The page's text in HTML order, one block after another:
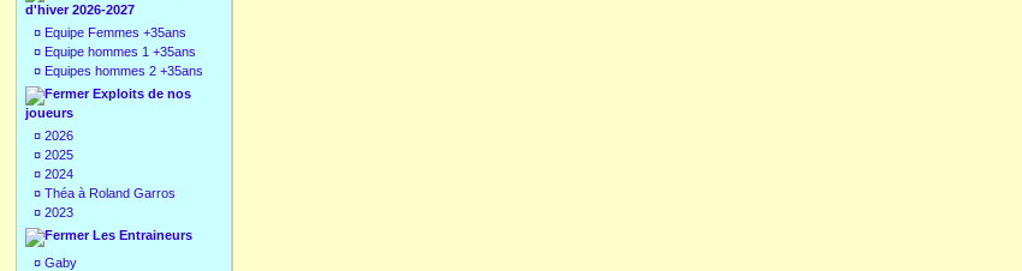
d'hiver 2026-2027
¤ Equipe Femmes +35ans
¤ Equipe hommes 1 +35ans
¤ Equipes hommes 2 +35ans
Exploits de nos
joueurs
¤ 2026
¤ 2025
¤ 2024
¤ Théa à Roland Garros
¤ 2023
Les Entraineurs
¤ Gaby